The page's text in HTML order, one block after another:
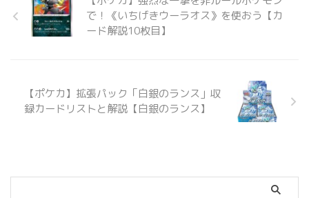
で！《いちげきウーラオス》を使おう【カ
ード解説10枚目】
【ポケカ】拡張パック「白銀のランス」収
録カードリストと解説【白銀のランス】